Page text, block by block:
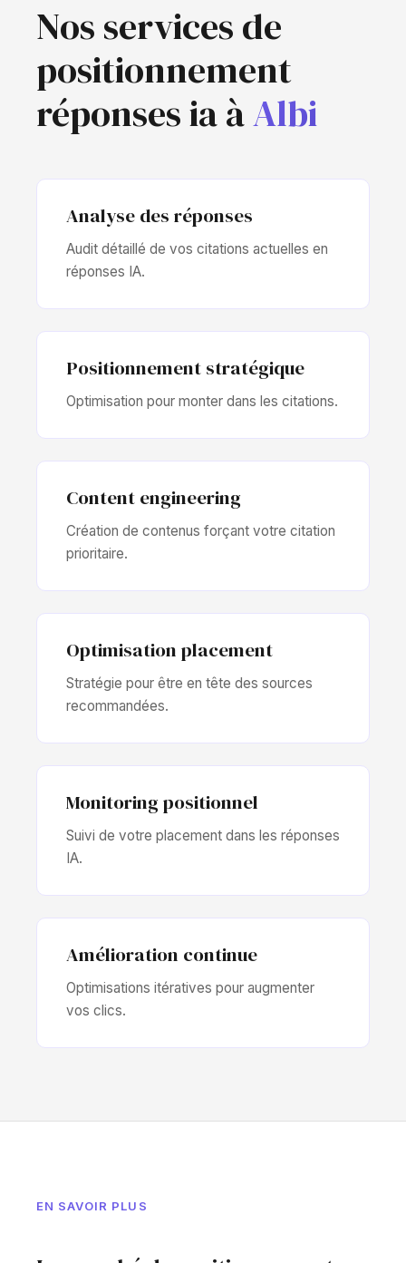
Nos services de
positionnement
réponses ia àAlbi
Analyse des réponses
Audit détaillé de vos citations actuelles en
réponses IA.
Positionnement stratégique
Optimisation pour monter dans les citations.
Content engineering
Création de contenus forçant votre citation
prioritaire.
Optimisation placement
Stratégie pour être en tête des sources
recommandées.
Monitoring positionnel
Suivi de votre placement dans les réponses
IA.
Amélioration continue
Optimisations itératives pour augmenter
vos clics.
EN SAVOIR PLUS